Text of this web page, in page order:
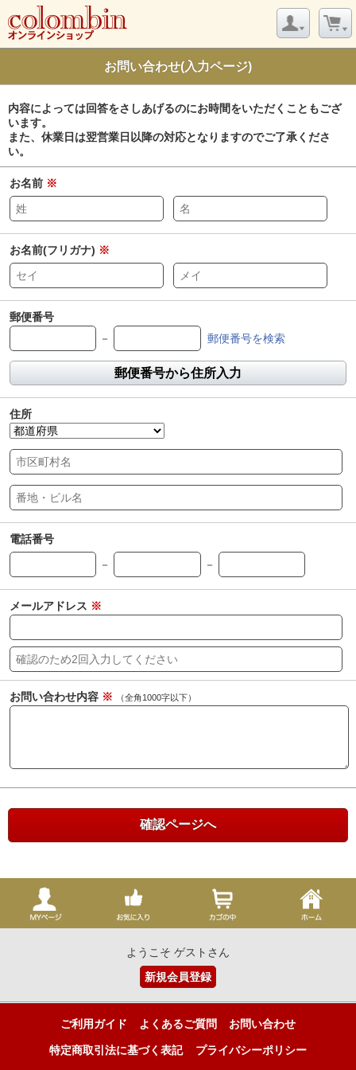
お問い合わせ(入力ページ)
内容によっては回答をさしあげるのにお時間をいただくこともござ
います。
また、休業日は翌営業日以降の対応となりますのでご了承くださ
い。
お名前 ※
お名前(フリガナ) ※
郵便番号
－
郵便番号を検索
郵便番号から住所入力
住所
電話番号
－
－
メールアドレス ※
お問い合わせ内容 ※ （全角1000字以下）
ようこそ ゲストさん
新規会員登録
ご利用ガイド よくあるご質問 お問い合わせ
特定商取引法に基づく表記 プライバシーポリシー